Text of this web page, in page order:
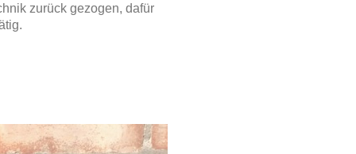
zurück gezogen, dafür